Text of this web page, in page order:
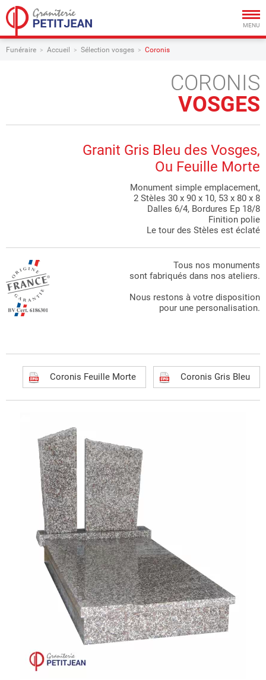
MENU
Funéraire Accueil Sélection vosges Coronis
CORONIS
VOSGES
Granit Gris Bleu des Vosges,
Ou Feuille Morte
Monument simple emplacement,
2 Stèles 30 x 90 x 10, 53 x 80 x 8
Dalles 6/4, Bordures Ep 18/8
Finition polie
Le tour des Stèles est éclaté
Tous nos monuments
sont fabriqués dans nos ateliers.
Nous restons à votre disposition
pour une personalisation.
Coronis Gris Bleu
Coronis Feuille Morte